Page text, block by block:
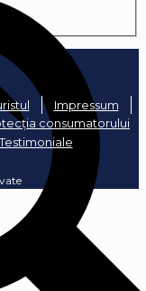
Impressum
consumatorului